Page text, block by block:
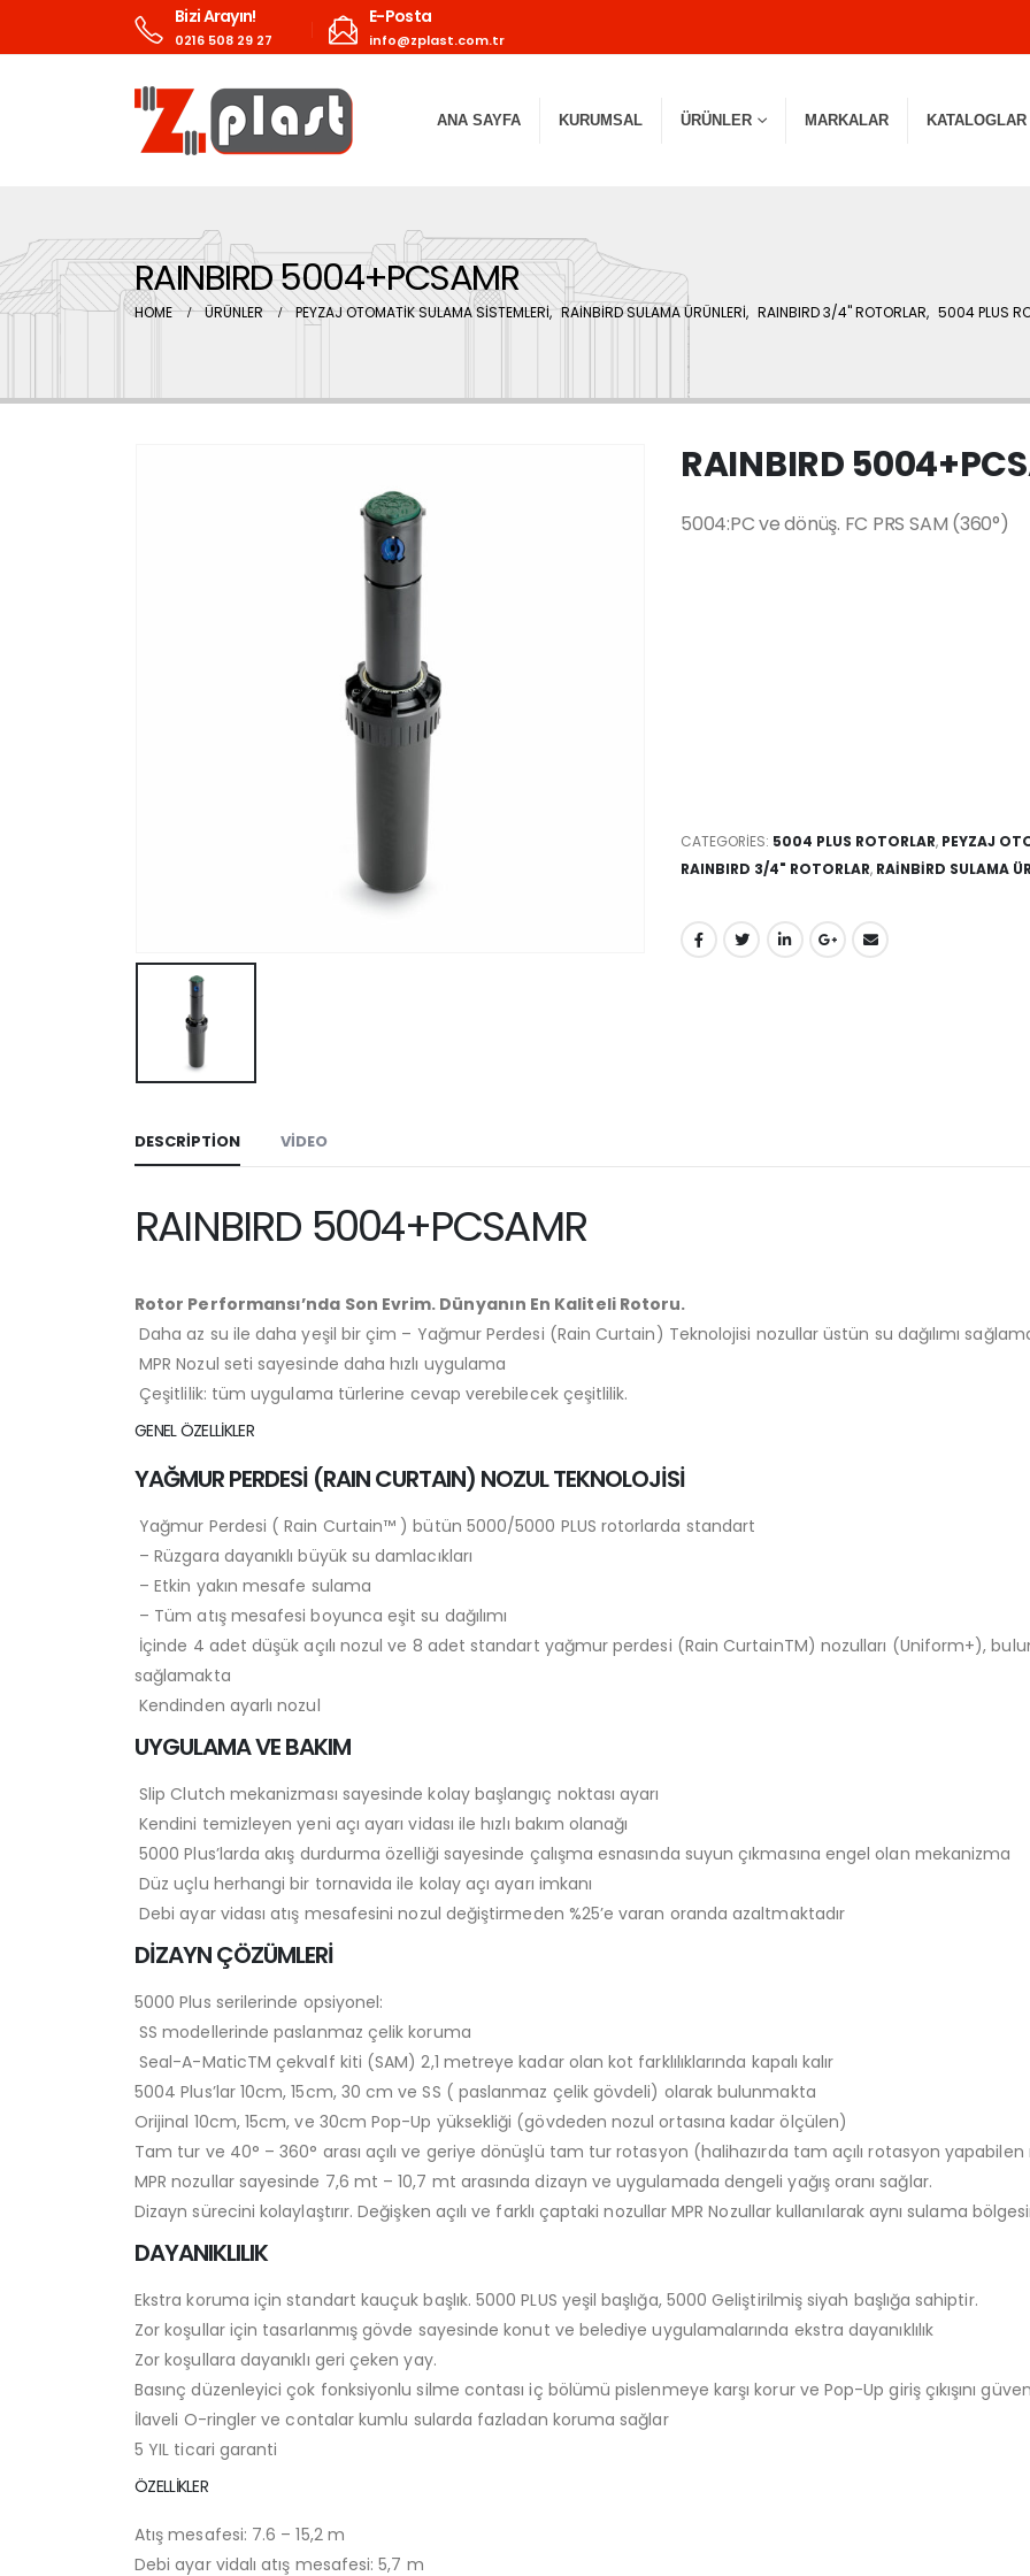
Bizi Arayın!
0216 508 29 27
E-Posta
info@zplast.com.tr
ANA SAYFA KURUMSAL ÜRÜNLER MARKALAR KATALOGLAR
RAINBIRD 5004+PCSAMR
HOME ÜRÜNLER PEYZAJ OTOMATİK SULAMA SİSTEMLERİ, RAİNBİRD SULAMA ÜRÜNLERİ, RAINBIRD 3/4" ROTORLAR, 5004 PLUS
RAINBIRD
5004:PC ve dönüş. FC PRS SAM (360°)
CATEGORIES: 5004 PLUS ROTORLAR, PEYZAJ
RAINBIRD 3/4" ROTORLAR, RAİNBİRD SULAMA
DESCRIPTION VİDEO
RAINBIRD 5004+PCSAMR
Rotor Performansı’nda Son Evrim. Dünyanın En Kaliteli Rotoru.
Daha az su ile daha yeşil bir çim – Yağmur Perdesi (Rain Curtain) Teknolojisi nozullar üstün su dağılımı
MPR Nozul seti sayesinde daha hızlı uygulama
Çeşitlilik: tüm uygulama türlerine cevap verebilecek çeşitlilik.
GENEL ÖZELLİKLER
YAĞMUR PERDESİ (RAIN CURTAIN) NOZUL TEKNOLOJİSİ
Yağmur Perdesi ( Rain Curtain™ ) bütün 5000/5000 PLUS rotorlarda standart
– Rüzgara dayanıklı büyük su damlacıkları
– Etkin yakın mesafe sulama
– Tüm atış mesafesi boyunca eşit su dağılımı
İçinde 4 adet düşük açılı nozul ve 8 adet standart yağmur perdesi (Rain CurtainTM) nozulları (Uniform+),
sağlamakta
Kendinden ayarlı nozul
UYGULAMA VE BAKIM
Slip Clutch mekanizması sayesinde kolay başlangıç noktası ayarı
Kendini temizleyen yeni açı ayarı vidası ile hızlı bakım olanağı
5000 Plus’larda akış durdurma özelliği sayesinde çalışma esnasında suyun çıkmasına engel olan mekanizma
Düz uçlu herhangi bir tornavida ile kolay açı ayarı imkanı
Debi ayar vidası atış mesafesini nozul değiştirmeden %25’e varan oranda azaltmaktadır
DİZAYN ÇÖZÜMLERİ
5000 Plus serilerinde opsiyonel:
SS modellerinde paslanmaz çelik koruma
Seal-A-MaticTM çekvalf kiti (SAM) 2,1 metreye kadar olan kot farklılıklarında kapalı kalır
5004 Plus’lar 10cm, 15cm, 30 cm ve SS ( paslanmaz çelik gövdeli) olarak bulunmakta
Orijinal 10cm, 15cm, ve 30cm Pop-Up yüksekliği (gövdeden nozul ortasına kadar ölçülen)
Tam tur ve 40° – 360° arası açılı ve geriye dönüşlü tam tur rotasyon (halihazırda tam açılı rotasyon
MPR nozullar sayesinde 7,6 mt – 10,7 mt arasında dizayn ve uygulamada dengeli yağış oranı sağlar.
Dizayn sürecini kolaylaştırır. Değişken açılı ve farklı çaptaki nozullar MPR Nozullar kullanılarak aynı sulama
DAYANIKLILIK
Ekstra koruma için standart kauçuk başlık. 5000 PLUS yeşil başlığa, 5000 Geliştirilmiş siyah başlığa sahiptir.
Zor koşullar için tasarlanmış gövde sayesinde konut ve belediye uygulamalarında ekstra dayanıklılık
Zor koşullara dayanıklı geri çeken yay.
Basınç düzenleyici çok fonksiyonlu silme contası iç bölümü pislenmeye karşı korur ve Pop-Up giriş çıkışını
İlaveli O-ringler ve contalar kumlu sularda fazladan koruma sağlar
5 YIL ticari garanti
ÖZELLİKLER
Atış mesafesi: 7.6 – 15,2 m
Debi ayar vidalı atış mesafesi: 5,7 m